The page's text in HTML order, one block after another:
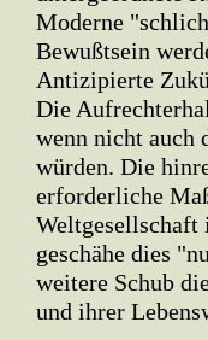
Moderne
Bewußtsein
Antizipierte
Die
wenn nicht auch
würden. Die
erforderliche
Weltgesellschaft
geschähe dies
weitere Schub
und ihrer